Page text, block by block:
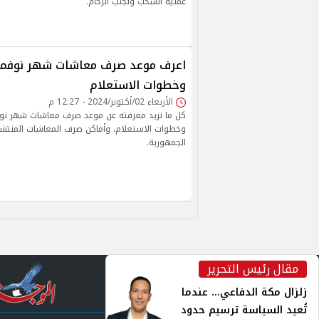
وخطوات الاستعلام
الأربعاء 02/أكتوبر/2024 - 12:27 م
وخطوات الاستعلام، وأماكن صرف المعاشات
الجمهورية.
مقال رئيس التحرير
زلزال مكة الدفاعي... عندما
تُعيد السياسة ترسيم حدود